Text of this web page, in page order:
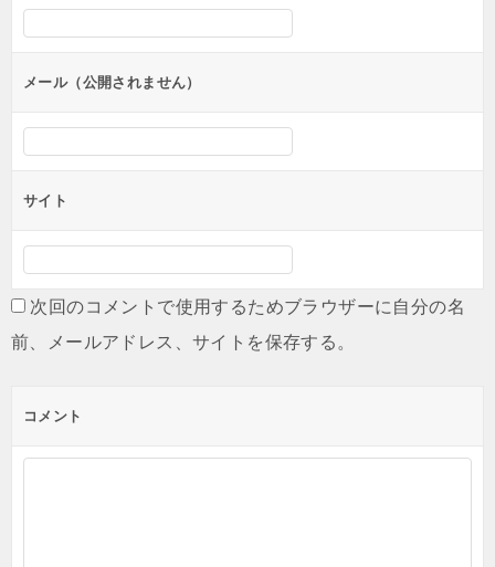
ビ
ー
ョ
ン
メール（公開されません）
サイト
次回のコメントで使用するためブラウザーに自分の名
前、メールアドレス、サイトを保存する。
コメント